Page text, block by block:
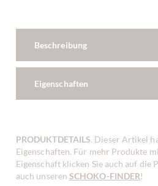
Beschreibung
Eigenschaften
PRODUKTDETAILS. Dieser Artikel
Eigenschaften. Für mehr Produkte
Eigenschaft klicken Sie auch auf die
auch unserenSCHOKO-FINDER!